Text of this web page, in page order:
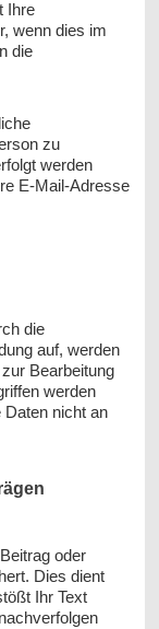
Ihre
wenn dies im
die
zu
werden
E-Mail-Adresse
die
auf, werden
Bearbeitung
werden
Daten nicht an
oder
Dies dient
Ihr Text